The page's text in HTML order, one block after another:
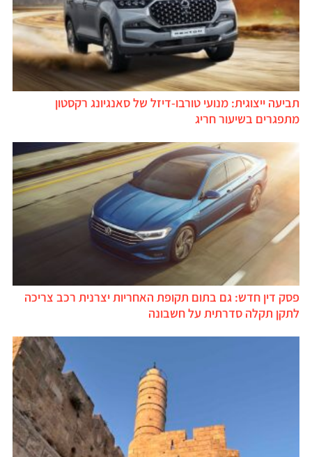
תביעה ייצוגית: מנועי טורבו-דיזל של סאנגיונג רקסטון
מתפגרים בשיעור חריג
פסק דין חדש: גם בתום תקופת האחריות יצרנית רכב צריכה
לתקן תקלה סדרתית על חשבונה